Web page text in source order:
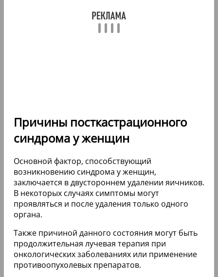
Причины посткастрационного
синдрома у женщин
Основной фактор, способствующий
возникновению синдрома у женщин,
заключается в двустороннем удалении яичников.
В некоторых случаях симптомы могут
проявляться и после удаления только одного
органа.
Также причиной данного состояния могут быть
продолжительная лучевая терапия при
онкологических заболеваниях или применение
противоопухолевых препаратов.